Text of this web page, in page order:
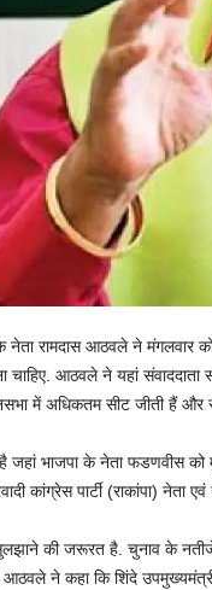
रामदास आठवले ने मंगलवार
आठवले ने यहां
में अधिकतम सीट जीती हैं और
है जहां भाजपा के नेता
कांग्रेस पार्टी (राकांपा)
की जरूरत है. चुनाव के
ने कहा कि शिंदे